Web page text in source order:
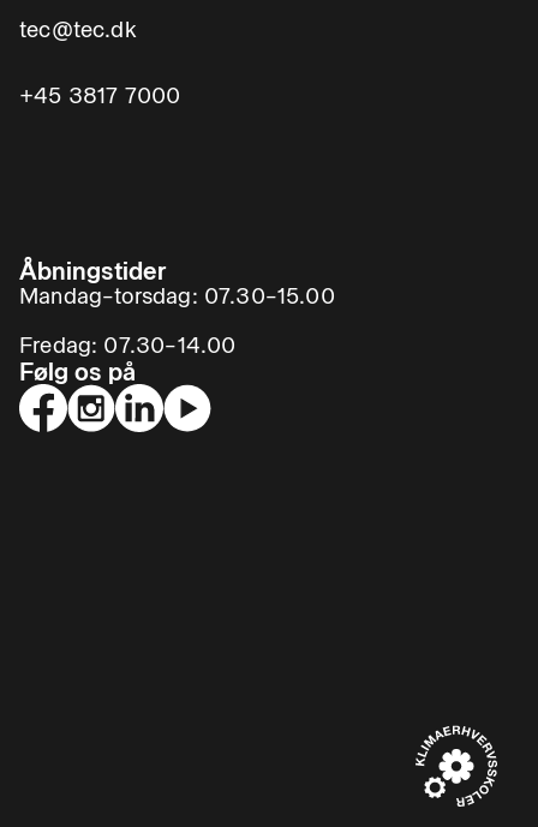
tec@tec.dk
+45 3817 7000
Åbningstider
Mandag–torsdag: 07.30–15.00
Fredag: 07.30–14.00
Følg os på